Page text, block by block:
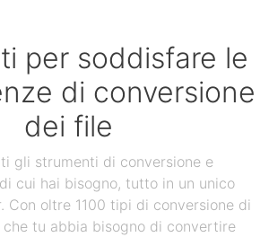
per soddisfare le
di conversione
dei file
gli strumenti di conversione e
cui hai bisogno, tutto in un unico
Con oltre 1100 tipi di conversione di
tu abbia bisogno di convertire